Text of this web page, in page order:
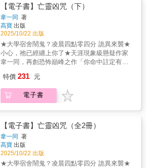
一雙腳……咚咚咚！凌晨四點零四分，有誰，
正在寢室外敲門？南磊調查後發現，怪異事件
似乎都與自己的陰曆生日有關回家詢問時，爸
媽卻態度異常。自己的生辰八字中，到底隱藏
著怎樣驚人的祕密？
【電子書】亡靈凶咒（下）
韋一同 著
高寶 出版
2025/10/22 出版
★大學宿舍鬧鬼？凌晨四點零四分 詭異來襲★
小心，祂已經纏上你了★天涯現象級懸疑作家
韋一同，再創恐怖巔峰之作「你命中註定有一
在慶祝完自己十八歲生日之後，周遭頻繁發生
詭異事件關燈後，寢室不再是他熟悉的模樣，
燈光再次亮起，卻是猩紅血色；沒有五官的雪
一雙腳……咚咚咚！凌晨四點零四分，有誰，
正在寢室外敲門？南磊調查後發現，怪異事件
似乎都與自己的陰曆生日有關回家詢問時，爸
媽卻態度異常。自己的生辰八字中，到底隱藏
著怎樣驚人的祕密？
特價 231 元
電子書
【電子書】亡靈凶咒（全2冊）
韋一同 著
高寶 出版
2025/10/22 出版
★大學宿舍鬧鬼？凌晨四點零四分 詭異來襲★